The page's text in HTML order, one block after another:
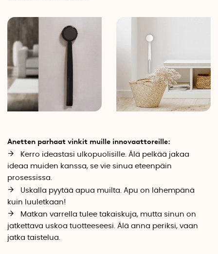
Anetten parhaat vinkit muille innovaattoreille:
Kerro ideastasi ulkopuolisille. Älä pelkää jakaa
ideaa muiden kanssa, se vie sinua eteenpäin
prosessissa.
Uskalla pyytää apua muilta. Apu on lähempänä
kuin luuletkaan!
Matkan varrella tulee takaiskuja, mutta sinun on
jatkettava uskoa tuotteeseesi. Älä anna periksi, vaan
jatka taistelua.